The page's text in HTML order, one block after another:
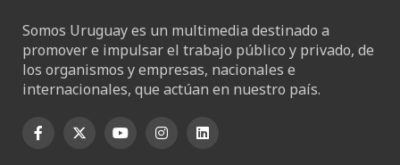
Somos Uruguay es un multimedia destinado a
promover e impulsar el trabajo público y privado, de
los organismos y empresas, nacionales e
internacionales, que actúan en nuestro país.